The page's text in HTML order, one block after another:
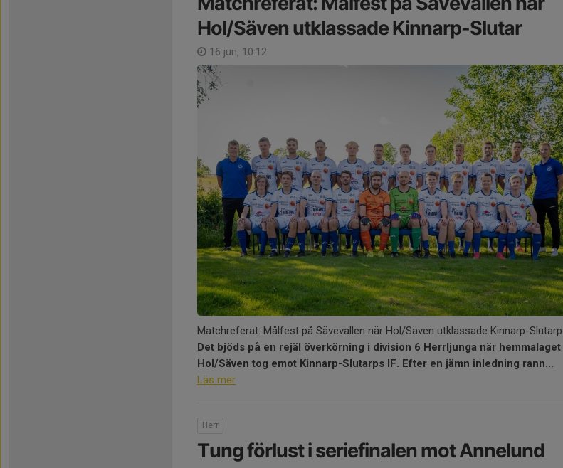
Hol/Säven utklassade Kinnarp-Slutar
16 jun, 10:12
Matchreferat: Målfest på Sävevallen när Hol/Säven utklassade Kinnarp-Slutarp
Det bjöds på en rejäl överkörning i division 6 Herrljunga när hemmalaget
Hol/Säven tog emot Kinnarp-Slutarps IF. Efter en jämn inledning rann...
Läs mer
Herr
Tung förlust i seriefinalen mot Annelund